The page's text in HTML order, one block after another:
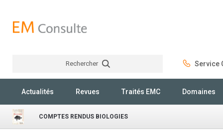
Rechercher Service
Actualités Revues Traités EMC Domaines
COMPTES RENDUS BIOLOGIES